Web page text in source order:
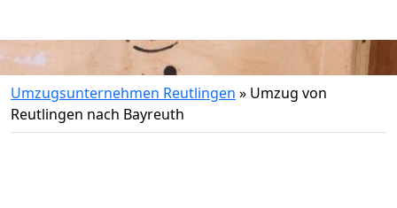
Umzugsunternehmen Reutlingen » Umzug von
Reutlingen nach Bayreuth